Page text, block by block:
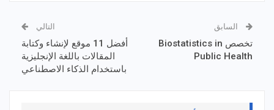
السابق
تخصص Biostatistics in
Public Health
التالي
أفضل 11 موقع لإنشاء وكتابة
المقالات باللغة الإنجليزية
باستخدام الذكاء الاصطناعي